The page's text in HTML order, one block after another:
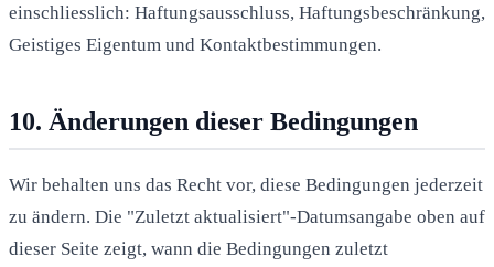
einschliesslich: Haftungsausschluss, Haftungsbeschränkung,
Geistiges Eigentum und Kontaktbestimmungen.
10. Änderungen dieser Bedingungen
Wir behalten uns das Recht vor, diese Bedingungen jederzeit
zu ändern. Die "Zuletzt aktualisiert"-Datumsangabe oben auf
dieser Seite zeigt, wann die Bedingungen zuletzt